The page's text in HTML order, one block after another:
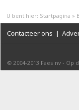
U bent hier: Startpagina »
Contacteer ons |
© 2004-2013 Faes nv - Op